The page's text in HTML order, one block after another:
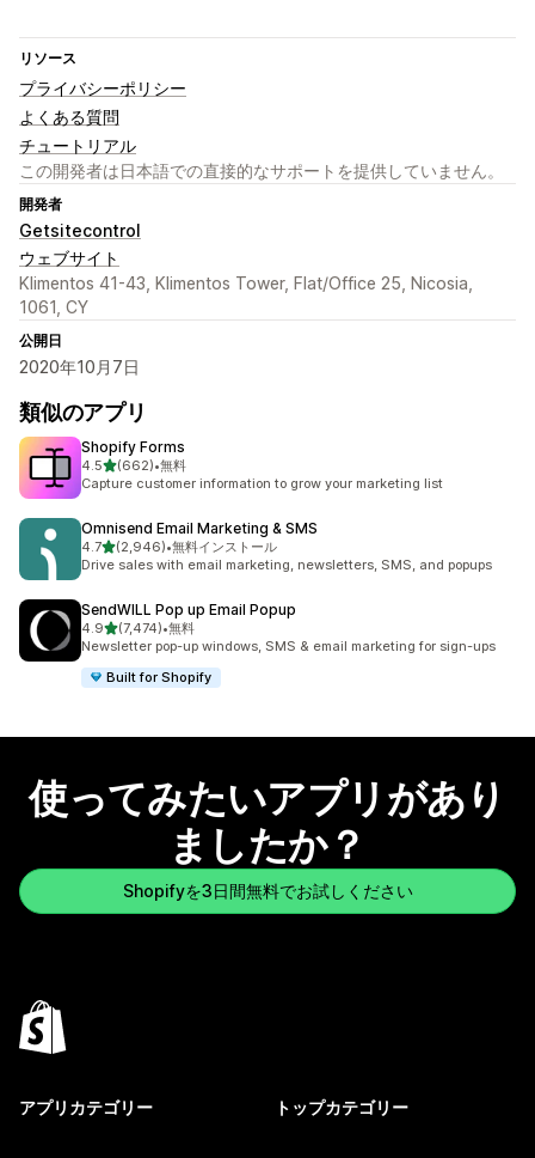
リソース
プライバシーポリシー
よくある質問
チュートリアル
この開発者は日本語での直接的なサポートを提供していません。
開発者
Getsitecontrol
ウェブサイト
Klimentos 41-43, Klimentos Tower, Flat/Office 25, Nicosia,
1061, CY
公開日
2020年10月7日
類似のアプリ
Shopify Forms
4.55つ星中
(662)
合計レビュー数：662件
•無料
Capture customer information to grow your marketing list
Omnisend Email Marketing & SMS
4.75つ星中
(2,946)
合計レビュー数：2946件
•無料インストール
Drive sales with email marketing, newsletters, SMS, and popups
SendWILL Pop up Email Popup
4.95つ星中
(7,474)
合計レビュー数：7474件
•無料
Newsletter pop-up windows, SMS & email marketing for sign-ups
Built for Shopify
使ってみたいアプリがあり
ましたか？
Shopifyを3日間無料でお試しください
アプリカテゴリー トップカテゴリー